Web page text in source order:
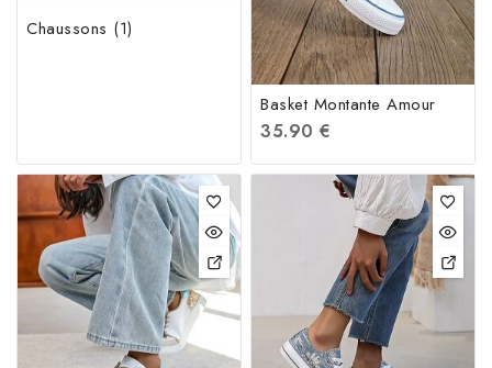
Chaussons (1)
Basket Montante Amour
35.90 €